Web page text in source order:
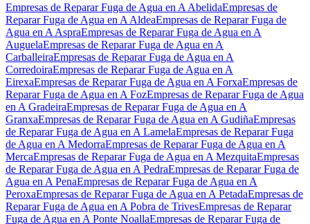
Empresas de Reparar Fuga de Agua en A AbelidaEmpresas de
Reparar Fuga de Agua en A AldeaEmpresas de Reparar Fuga de
Agua en A AspraEmpresas de Reparar Fuga de Agua en A
AuguelaEmpresas de Reparar Fuga de Agua en A
CarballeiraEmpresas de Reparar Fuga de Agua en A
CorredoiraEmpresas de Reparar Fuga de Agua en A
EirexaEmpresas de Reparar Fuga de Agua en A ForxaEmpresas de
Reparar Fuga de Agua en A FozEmpresas de Reparar Fuga de Agua
en A GradeiraEmpresas de Reparar Fuga de Agua en A
GranxaEmpresas de Reparar Fuga de Agua en A GudiñaEmpresas
de Reparar Fuga de Agua en A LamelaEmpresas de Reparar Fuga
de Agua en A MedorraEmpresas de Reparar Fuga de Agua en A
MercaEmpresas de Reparar Fuga de Agua en A MezquitaEmpresas
de Reparar Fuga de Agua en A PedraEmpresas de Reparar Fuga de
Agua en A PenaEmpresas de Reparar Fuga de Agua en A
PeroxaEmpresas de Reparar Fuga de Agua en A PetadaEmpresas de
Reparar Fuga de Agua en A Pobra de TrivesEmpresas de Reparar
Fuga de Agua en A Ponte NoallaEmpresas de Reparar Fuga de